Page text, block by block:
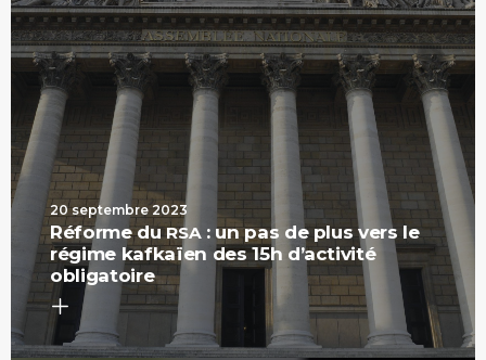
20 septembre 2023
Réforme duRSA: un pas de plus vers le
régime kafkaïen des 15h d’activité
obligatoire